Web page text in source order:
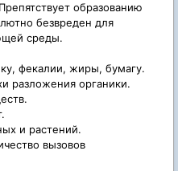
образованию
безвреден для
среды.
фекалии, жиры, бумагу.
разложения органики.
и растений.
вызовов